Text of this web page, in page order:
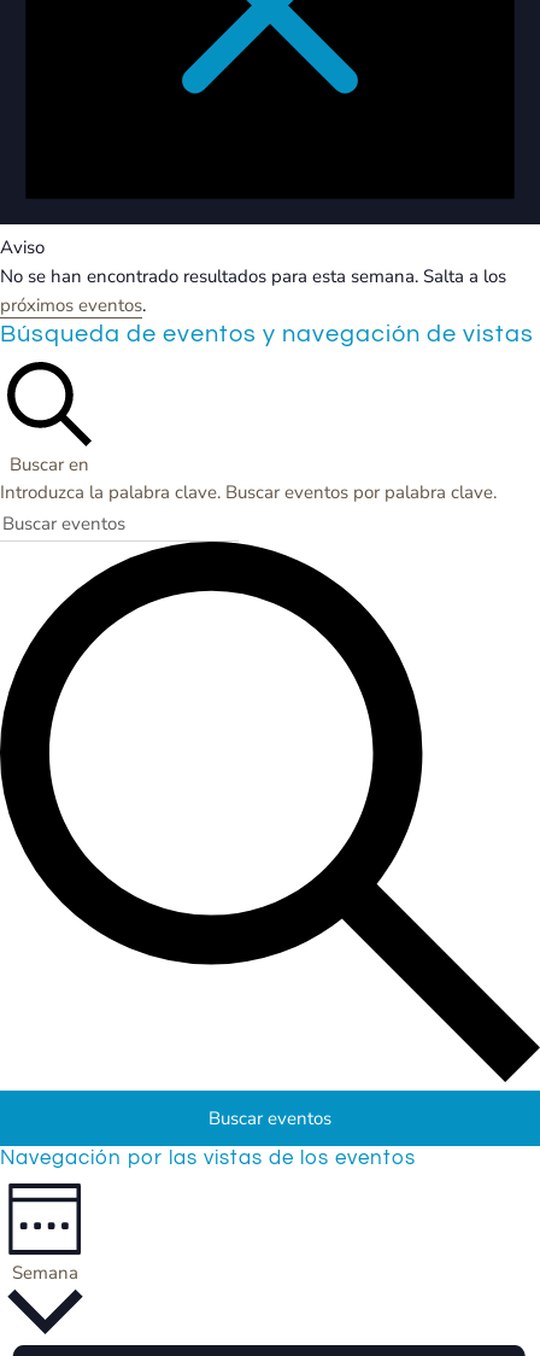
Aviso
No se han encontrado resultados para esta semana. Salta a los
próximos eventos.
Búsqueda de eventos y navegación de vistas
Buscar en
Introduzca la palabra clave. Buscar eventos por palabra clave.
Buscar eventos
Navegación por las vistas de los eventos
Semana